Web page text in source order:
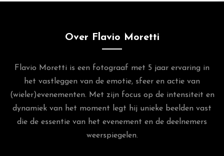
Over Flavio Moretti
Flavio Moretti is een fotograaf met 5 jaar ervaring in
het vastleggen van de emotie, sfeer en actie van
(wieler)evenementen. Met zijn focus op de intensiteit en
dynamiek van het moment legt hij unieke beelden vast
die de essentie van het evenement en de deelnemers
weerspiegelen.